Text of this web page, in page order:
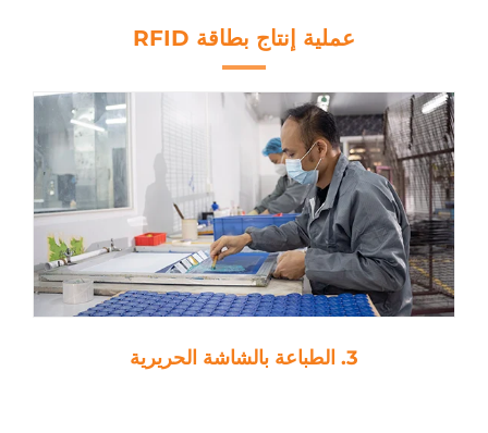
عملية إنتاج بطاقة RFID
3. الطباعة بالشاشة الحريرية